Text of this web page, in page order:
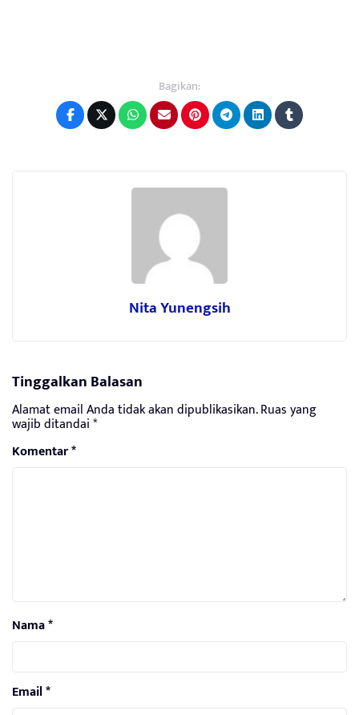
Bagikan:
Nita Yunengsih
Tinggalkan Balasan
Alamat email Anda tidak akan dipublikasikan.Ruas yang
wajib ditandai*
Komentar*
Nama*
Email*